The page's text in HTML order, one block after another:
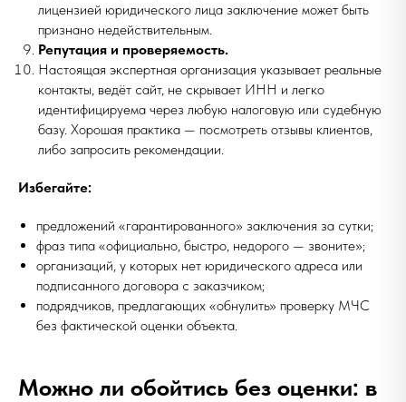
лицензией юридического лица заключение может быть
признано недействительным.
Репутация и проверяемость.
Настоящая экспертная организация указывает реальные
контакты, ведёт сайт, не скрывает ИНН и легко
идентифицируема через любую налоговую или судебную
базу. Хорошая практика — посмотреть отзывы клиентов,
либо запросить рекомендации.
Избегайте:
предложений «гарантированного» заключения за сутки;
фраз типа «официально, быстро, недорого — звоните»;
организаций, у которых нет юридического адреса или
подписанного договора с заказчиком;
подрядчиков, предлагающих «обнулить» проверку МЧС
без фактической оценки объекта.
Можно ли обойтись без оценки: в